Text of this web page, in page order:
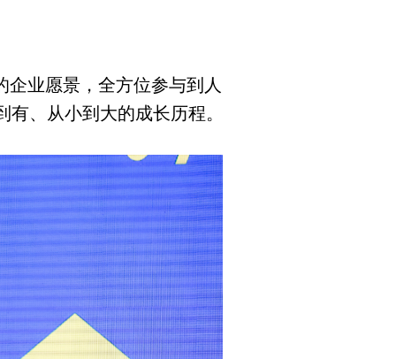
业愿景，全方位参与到人
、从小到大的成长历程。